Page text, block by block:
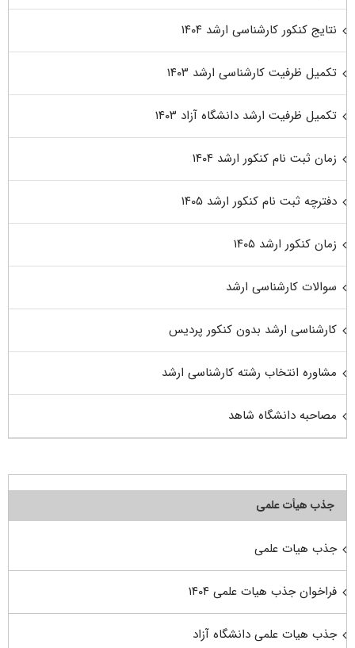
نتایج کنکور کارشناسی ارشد ۱۴۰۴
تکمیل ظرفیت کارشناسی ارشد ۱۴۰۳
تکمیل ظرفیت ارشد دانشگاه آزاد ۱۴۰۳
زمان ثبت نام کنکور ارشد ۱۴۰۴
دفترچه ثبت نام کنکور ارشد ۱۴۰۵
زمان کنکور ارشد ۱۴۰۵
سوالات کارشناسی ارشد
کارشناسی ارشد بدون کنکور پردیس
مشاوره انتخاب رشته کارشناسی ارشد
مصاحبه دانشگاه شاهد
جذب هیأت علمی
جذب هیات علمی
فراخوان جذب هیات علمی ۱۴۰۴
جذب هیات علمی دانشگاه آزاد